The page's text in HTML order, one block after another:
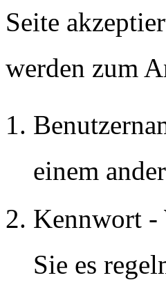
Seite
werden zum
einem
Kennwort -
Sie es